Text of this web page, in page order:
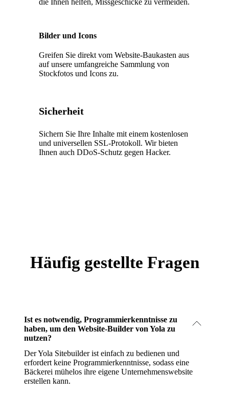
die Ihnen helfen, Missgeschicke zu vermeiden.
Bilder und Icons
Greifen Sie direkt vom Website-Baukasten aus
auf unsere umfangreiche Sammlung von
Stockfotos und Icons zu.
Sicherheit
Sichern Sie Ihre Inhalte mit einem kostenlosen
und universellen SSL-Protokoll. Wir bieten
Ihnen auch DDoS-Schutz gegen Hacker.
Häufig gestellte Fragen
Ist es notwendig, Programmierkenntnisse zu
haben, um den Website-Builder von Yola zu
nutzen?
Der Yola Sitebuilder ist einfach zu bedienen und
erfordert keine Programmierkenntnisse, sodass eine
Bäckerei mühelos ihre eigene Unternehmenswebsite
erstellen kann.